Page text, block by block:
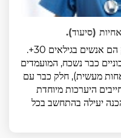
(סיעוד).
רוב המועמדים ללימודי הסיעוד בארץ הם אנשים בגילאים 30+.
כבר נשכח, המועמדים
מעשית), חלק כבר עם
היערכות מיוחדת
יעילה בהתחשב בכל